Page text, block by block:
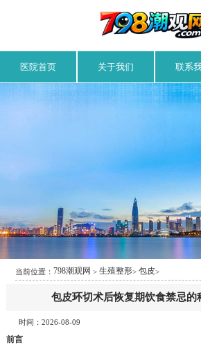
医院首页 关于我们 联系
当前位置：798潮观网 >生殖整形>包皮>
包皮环切术后恢复期饮食禁忌的
时间：2026-08-09
前言